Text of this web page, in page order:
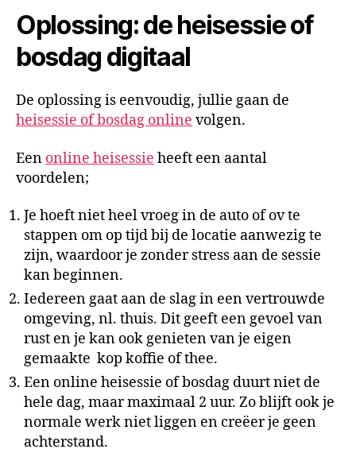
Oplossing: de heisessie of
bosdag digitaal
De oplossing is eenvoudig, jullie gaan de
heisessie of bosdag online volgen.
Een online heisessie heeft een aantal
voordelen;
Je hoeft niet heel vroeg in de auto of ov te
stappen om op tijd bij de locatie aanwezig te
zijn, waardoor je zonder stress aan de sessie
kan beginnen.
Iedereen gaat aan de slag in een vertrouwde
omgeving, nl. thuis. Dit geeft een gevoel van
rust en je kan ook genieten van je eigen
gemaakte kop koffie of thee.
Een online heisessie of bosdag duurt niet de
hele dag, maar maximaal 2 uur. Zo blijft ook je
normale werk niet liggen en creëer je geen
achterstand.